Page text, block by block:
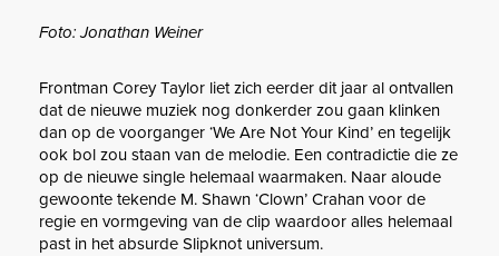
Foto: Jonathan Weiner
Frontman Corey Taylor liet zich eerder dit jaar al ontvallen
dat de nieuwe muziek nog donkerder zou gaan klinken
dan op de voorganger ‘We Are Not Your Kind’ en tegelijk
ook bol zou staan van de melodie. Een contradictie die ze
op de nieuwe single helemaal waarmaken. Naar aloude
gewoonte tekende M. Shawn ‘Clown’ Crahan voor de
regie en vormgeving van de clip waardoor alles helemaal
past in het absurde Slipknot universum.